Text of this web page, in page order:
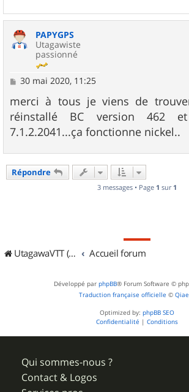
PAPYGPS
Utagawiste
passionné
M
s
s
a
g
e
30 mai 2020, 11:25
merci à tous je viens de
réinstallé BC version 462
7.1.2.2041...ça fonctionne nickel..
Répondre
3 messages • Page 1 sur 1
UtagawaVTT (Randos VTT et VTTAE avec traces GPS) Accueil forum
Développé par phpBB® Forum Software ©
Traduction française officielle ©
Optimized by: phpBB SEO
Confidentialité | Conditions
Qui sommes-nous ?
Contact & Logos